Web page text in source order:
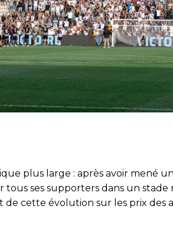
plus large : après avoir mené
tous ses supporters dans un
de cette évolution sur les prix des